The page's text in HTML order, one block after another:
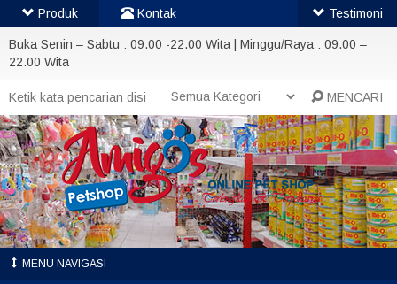
Buka Senin – Sabtu : 09.00 -22.00 Wita | Minggu/Raya : 09.00 –
22.00 Wita
MENCARI
MENU NAVIGASI
Produk Kontak Testimoni